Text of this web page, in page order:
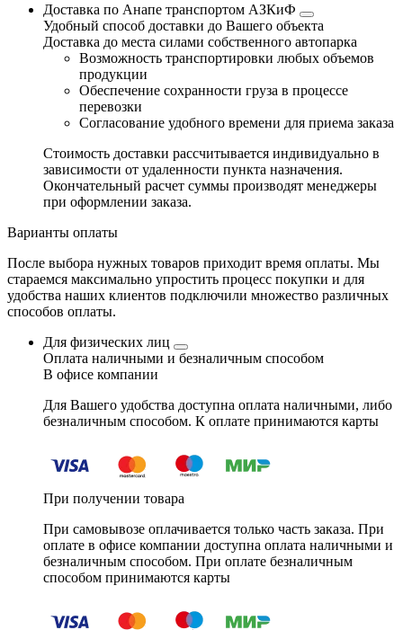
Доставка по Анапе транспортом АЗКиФ
Удобный способ доставки до Вашего объекта
Доставка до места силами собственного автопарка
Возможность транспортировки любых объемов
продукции
Обеспечение сохранности груза в процессе
перевозки
Согласование удобного времени для приема заказа
Стоимость доставки рассчитывается индивидуально в
зависимости от удаленности пункта назначения.
Окончательный расчет суммы производят менеджеры
при оформлении заказа.
Варианты оплаты
После выбора нужных товаров приходит время оплаты. Мы
стараемся максимально упростить процесс покупки и для
удобства наших клиентов подключили множество различных
способов оплаты.
Для физических лиц
Оплата наличными и безналичным способом
В офисе компании
Для Вашего удобства доступна оплата наличными, либо
безналичным способом. К оплате принимаются карты
При получении товара
При самовывозе оплачивается только часть заказа. При
оплате в офисе компании доступна оплата наличными и
безналичным способом. При оплате безналичным
способом принимаются карты